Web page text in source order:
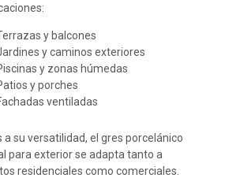
y balcones
y caminos exteriores
y zonas húmedas
y porches
ventiladas
a su versatilidad, el gres porcelánico
para exterior se adapta tanto a
residenciales como comerciales.